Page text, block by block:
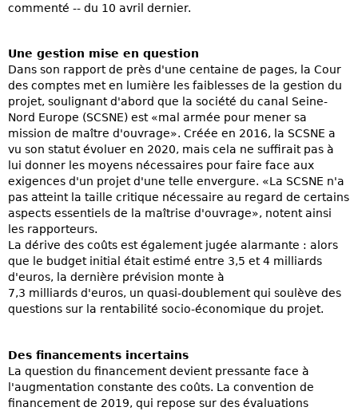
commenté -- du 10 avril dernier.
Une gestion mise en question
Dans son rapport de près d'une centaine de pages, la Cour
des comptes met en lumière les faiblesses de la gestion du
projet, soulignant d'abord que la société du canal Seine-
Nord Europe (SCSNE) est «mal armée pour mener sa
mission de maître d'ouvrage». Créée en 2016, la SCSNE a
vu son statut évoluer en 2020, mais cela ne suffirait pas à
lui donner les moyens nécessaires pour faire face aux
exigences d'un projet d'une telle envergure. «La SCSNE n'a
pas atteint la taille critique nécessaire au regard de certains
aspects essentiels de la maîtrise d'ouvrage», notent ainsi
les rapporteurs.
La dérive des coûts est également jugée alarmante : alors
que le budget initial était estimé entre 3,5 et 4 milliards
d'euros, la dernière prévision monte à
7,3 milliards d'euros, un quasi-doublement qui soulève des
questions sur la rentabilité socio-économique du projet.
Des financements incertains
La question du financement devient pressante face à
l'augmentation constante des coûts. La convention de
financement de 2019, qui repose sur des évaluations